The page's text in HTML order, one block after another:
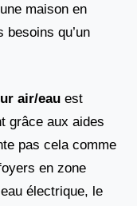
maison en
besoins qu’un
air/eau est
grâce aux aides
pas cela comme
en zone
électrique, le